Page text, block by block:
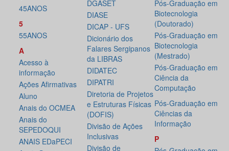
45ANOS
5
55ANOS
A
Acesso à
informação
Ações Afirmativas
Aluno
Anais do OCMEA
Anais do
SEPEDOQUI
ANAIS EDaPECI
DGASET
DIASE
DICAP - UFS
Dicionário dos
Falares Sergipanos
da LIBRAS
DIDATEC
DIPATRI
Diretoria de Projetos
e Estruturas Físicas
(DOFIS)
Divisão de Ações
Inclusivas
Divisão de
Pós-Graduação em
Biotecnologia
(Doutorado)
Pós-Graduação em
Biotecnologia
(Mestrado)
Pós-Graduação em
Ciência da
Computação
Pós-Graduação em
Ciências da
Informação
P